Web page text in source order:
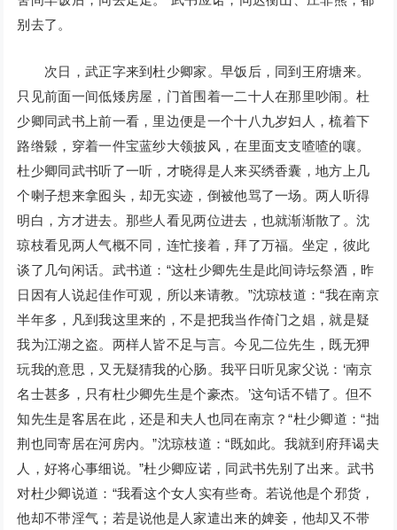
别去了。
次日，武正字来到杜少卿家。早饭后，同到王府塘来。
只见前面一间低矮房屋，门首围着一二十人在那里吵闹。杜
少卿同武书上前一看，里边便是一个十八九岁妇人，梳着下
路绺鬏，穿着一件宝蓝纱大领披风，在里面支支喳喳的嚷。
杜少卿同武书听了一听，才晓得是人来买绣香囊，地方上几
个喇子想来拿囮头，却无实迹，倒被他骂了一场。两人听得
明白，方才进去。那些人看见两位进去，也就渐渐散了。沈
琼枝看见两人气概不同，连忙接着，拜了万福。坐定，彼此
谈了几句闲话。武书道：“这杜少卿先生是此间诗坛祭酒，昨
日因有人说起佳作可观，所以来请教。”沈琼枝道：“我在南京
半年多，凡到我这里来的，不是把我当作倚门之娼，就是疑
我为江湖之盗。两样人皆不足与言。今见二位先生，既无狎
玩我的意思，又无疑猜我的心肠。我平日听见家父说：‘南京
名士甚多，只有杜少卿先生是个豪杰。’这句话不错了。但不
知先生是客居在此，还是和夫人也同在南京？“杜少卿道：“拙
荆也同寄居在河房内。”沈琼枝道：“既如此。我就到府拜谒夫
人，好将心事细说。”杜少卿应诺，同武书先别了出来。武书
对杜少卿说道：“我看这个女人实有些奇。若说他是个邪货，
他却不带淫气；若是说他是人家遣出来的婢妾，他却又不带